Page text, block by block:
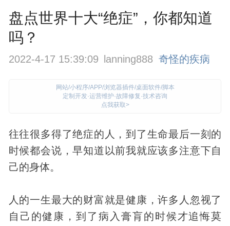
盘点世界十大“绝症”，你都知道
吗？
2022-4-17 15:39:09 lanning888 奇怪的疾病
网站/小程序/APP/浏览器插件/桌面软件/脚本
定制开发·运营维护·故障修复·技术咨询
点我获取>
往往很多得了绝症的人，到了生命最后一刻的
时候都会说，早知道以前我就应该多注意下自
己的身体。
人的一生最大的财富就是健康，许多人忽视了
自己的健康，到了病入膏肓的时候才追悔莫